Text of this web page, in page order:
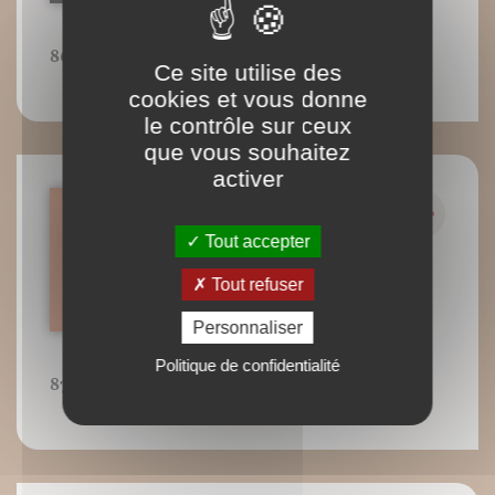
86
87
Ce site utilise des
cookies et vous donne
le contrôle sur ceux
que vous souhaitez
activer
Tout accepter
Tout refuser
Personnaliser
Politique de confidentialité